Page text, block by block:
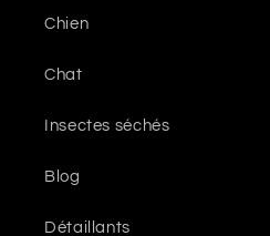
Chien
Chat
Insectes séchés
Blog
Détaillants